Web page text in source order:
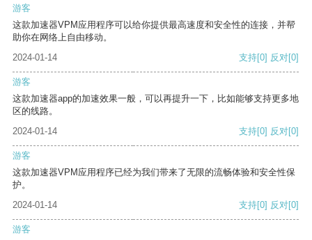
游客
这款加速器VPM应用程序可以给你提供最高速度和安全性的连接，并帮
助你在网络上自由移动。
2024-01-14
支持[0] 反对[0]
游客
这款加速器app的加速效果一般，可以再提升一下，比如能够支持更多地
区的线路。
2024-01-14
支持[0] 反对[0]
游客
这款加速器VPM应用程序已经为我们带来了无限的流畅体验和安全性保
护。
2024-01-14
支持[0] 反对[0]
游客